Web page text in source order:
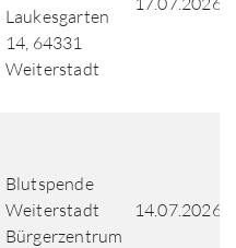
Laukesgarten
14, 64331
Weiterstadt
Blutspende
Weiterstadt
Bürgerzentrum
14.07.2026